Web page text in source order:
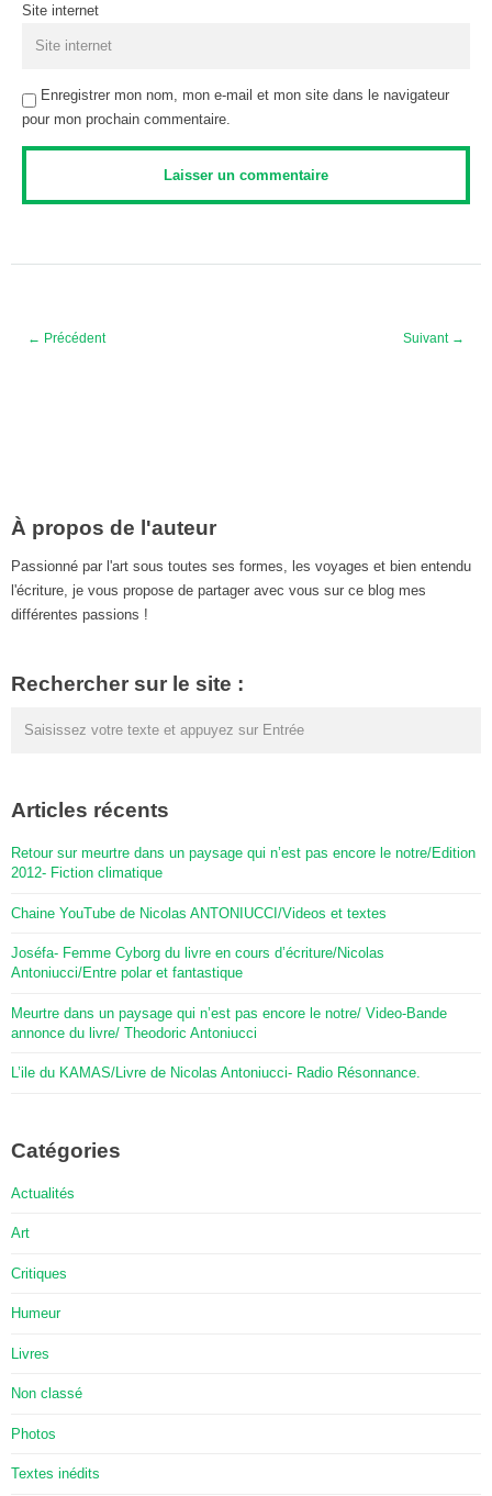
Site internet
Enregistrer mon nom, mon e-mail et mon site dans le navigateur
pour mon prochain commentaire.
Suivant →
← Précédent
À propos de l'auteur
Passionné par l'art sous toutes ses formes, les voyages et bien entendu
l'écriture, je vous propose de partager avec vous sur ce blog mes
différentes passions !
Rechercher sur le site :
Articles récents
Retour sur meurtre dans un paysage qui n’est pas encore le notre/Edition
2012- Fiction climatique
Chaine YouTube de Nicolas ANTONIUCCI/Videos et textes
Joséfa- Femme Cyborg du livre en cours d’écriture/Nicolas
Antoniucci/Entre polar et fantastique
Meurtre dans un paysage qui n’est pas encore le notre/ Video-Bande
annonce du livre/ Theodoric Antoniucci
L’ile du KAMAS/Livre de Nicolas Antoniucci- Radio Résonnance.
Catégories
Actualités
Art
Critiques
Humeur
Livres
Non classé
Photos
Textes inédits